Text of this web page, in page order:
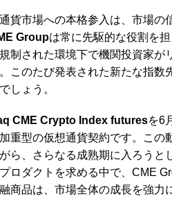
貨市場への本格参入は、市場の
Groupは常に先駆的な役割を
制された環境下で機関投資家が
このたび発表された新たな指数
しょう。
CME Crypto Index futuresを6
重型の仮想通貨契約です。こ
ら、さらなる成熟期に入ろうと
ロダクトを求める中で、CME
商品は、市場全体の成長を強力